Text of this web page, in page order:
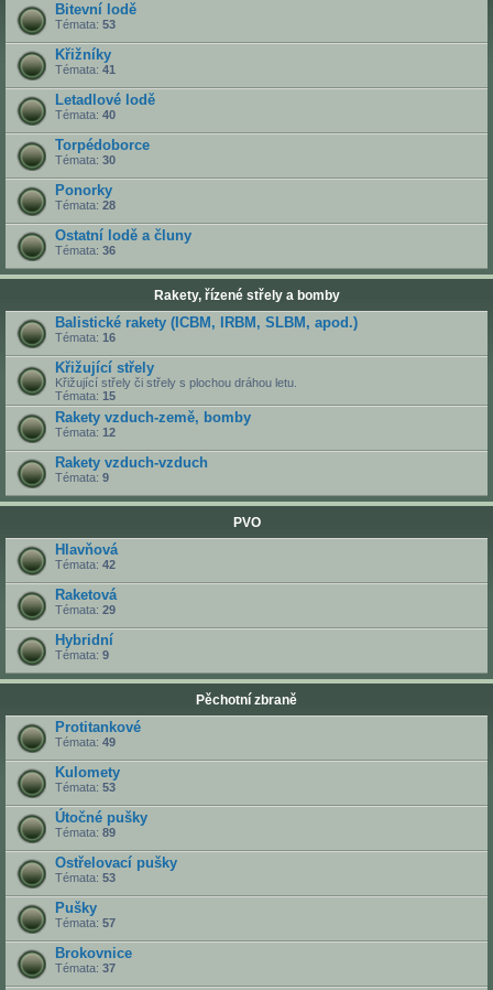
Bitevní lodě
Témata: 53
Křižníky
Témata: 41
Letadlové lodě
Témata: 40
Torpédoborce
Témata: 30
Ponorky
Témata: 28
Ostatní lodě a čluny
Témata: 36
Rakety, řízené střely a bomby
Balistické rakety (ICBM, IRBM, SLBM, apod.)
Témata: 16
Křižující střely
Křižující střely či střely s plochou dráhou letu.
Témata: 15
Rakety vzduch-země, bomby
Témata: 12
Rakety vzduch-vzduch
Témata: 9
PVO
Hlavňová
Témata: 42
Raketová
Témata: 29
Hybridní
Témata: 9
Pěchotní zbraně
Protitankové
Témata: 49
Kulomety
Témata: 53
Útočné pušky
Témata: 89
Ostřelovací pušky
Témata: 53
Pušky
Témata: 57
Brokovnice
Témata: 37